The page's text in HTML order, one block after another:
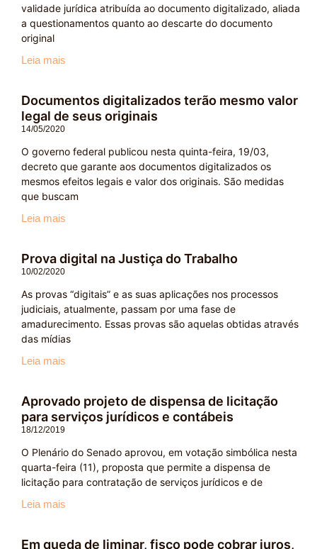
validade jurídica atribuída ao documento digitalizado, aliada
a questionamentos quanto ao descarte do documento
original
Leia mais
Documentos digitalizados terão mesmo valor
legal de seus originais
14/05/2020
O governo federal publicou nesta quinta-feira, 19/03,
decreto que garante aos documentos digitalizados os
mesmos efeitos legais e valor dos originais. São medidas
que buscam
Leia mais
Prova digital na Justiça do Trabalho
10/02/2020
As provas “digitais” e as suas aplicações nos processos
judiciais, atualmente, passam por uma fase de
amadurecimento. Essas provas são aquelas obtidas através
das mídias
Leia mais
Aprovado projeto de dispensa de licitação
para serviços jurídicos e contábeis
18/12/2019
O Plenário do Senado aprovou, em votação simbólica nesta
quarta-feira (11), proposta que permite a dispensa de
licitação para contratação de serviços jurídicos e de
Leia mais
Em queda de liminar, fisco pode cobrar juros,